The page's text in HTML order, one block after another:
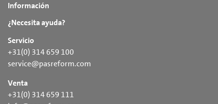
Información
¿Necesita ayuda?
Servicio
+31(0) 314 659 100
service@pasreform.com
Venta
+31(0) 314 659 111